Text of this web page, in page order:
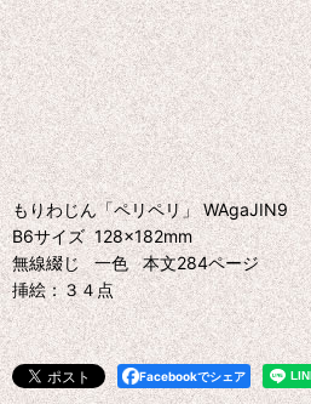
もりわじん「ペリペリ」 WAgaJIN9
B6サイズ 128×182mm
無線綴じ 一色 本文284ページ
挿絵：３４点
Facebookでシェア